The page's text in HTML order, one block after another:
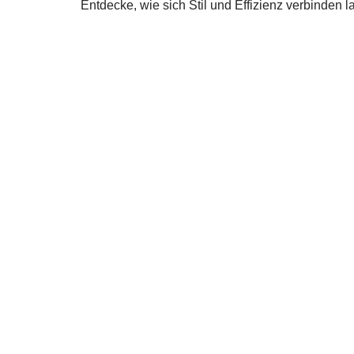
Entdecke, wie sich Stil und Effizienz verbinden